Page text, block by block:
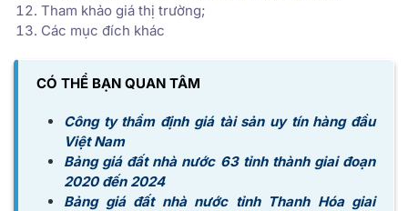
Tham khảo giá thị trường;
Các mục đích khác
CÓ THỂ BẠN QUAN TÂM
Công ty thẩm định giá tài sản uy tín hàng đầu
Việt Nam
Bảng giá đất nhà nước 63 tỉnh thành giai đoạn
2020 đến 2024
Bảng giá đất nhà nước tỉnh Thanh Hóa giai